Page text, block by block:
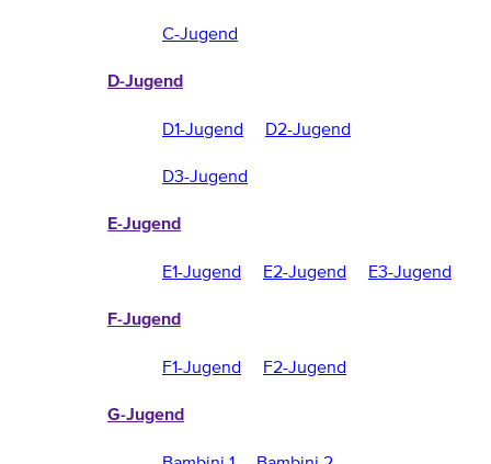
C-Jugend
D-Jugend
D1-Jugend
D2-Jugend
D3-Jugend
E-Jugend
E1-Jugend E2-Jugend E3-Jugend
F-Jugend
F1-Jugend F2-Jugend
G-Jugend